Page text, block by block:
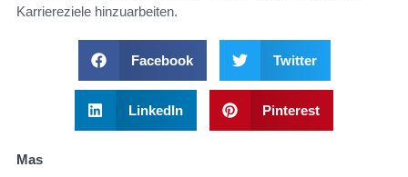
Karriereziele hinzuarbeiten.
Facebook Twitter
LinkedIn Pinterest
Mas